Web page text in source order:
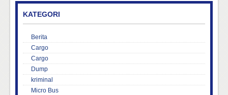
KATEGORI
Berita
Cargo
Cargo
Dump
kriminal
Micro Bus